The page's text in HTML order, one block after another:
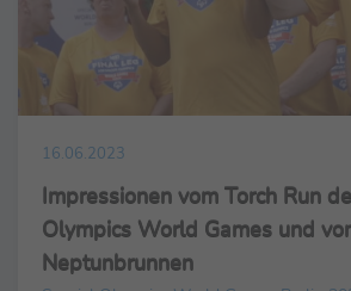
16.06.2023
Impressionen vom Torch Run
Olympics World Games und
Neptunbrunnen